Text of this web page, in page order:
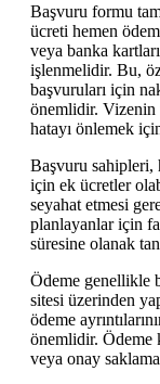
Başvuru formu
ücreti hemen
veya banka
işlenmelidir. Bu,
başvuruları için
önemlidir.
hatayı önlemek
Başvuru sahipleri,
için ek ücretler
seyahat etmesi
planlayanlar için
süresine olanak
Ödeme genellikle
sitesi üzerinden
ödeme
önemlidir. Ödeme
veya onay